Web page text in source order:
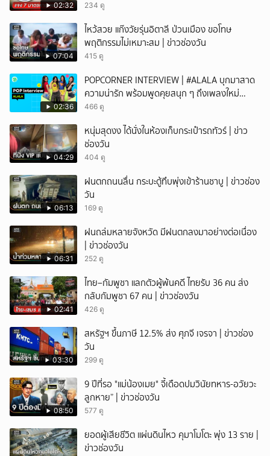
02:32 234 ดู
07:04
ไหว้สวย แก๊งวัยรุ่นอิตาลี ป่วนเมือง ขอโทษ
พฤติกรรมไม่เหมาะสม | ข่าวช่องวัน
415 ดู
02:36
POPCORNER INTERVIEW | #ALALA บุกมาสาด
ความน่ารัก พร้อมพูดคุยสนุก ๆ ถึงเพลงใหม่
'ON&OFF'
466 ดู
04:29
หนุ่มสุดงง ได้นั่งในห้องเก็บกระเป๋ารถทัวร์ | ข่าว
ช่องวัน
404 ดู
06:13
ฝนตกถนนลื่น กระบะตู้ทึบพุ่งเข้าร้านชาบู | ข่าวช่อง
วัน
169 ดู
06:31
ฝนถล่มหลายจังหวัด มีฝนตกลงมาอย่างต่อเนื่อง
| ข่าวช่องวัน
252 ดู
02:41
ไทย–กัมพูชา แลกตัวผู้พ้นคดี ไทยรับ 36 คน ส่ง
กลับกัมพูชา 67 คน | ข่าวช่องวัน
426 ดู
03:30
สหรัฐฯ ขึ้นภาษี 12.5% ส่ง ศุภจี เจรจา | ข่าวช่อง
วัน
299 ดู
08:50
9 ปีที่รอ "แม่น้องเมย" จี้เดือดปมวินัยทหาร-อวัยวะ
ลูกหาย” | ข่าวช่องวัน
577 ดู
ยอดผู้เสียชีวิต แผ่นดินไหว คุมาโมโตะ พุ่ง 13 ราย |
ข่าวช่องวัน